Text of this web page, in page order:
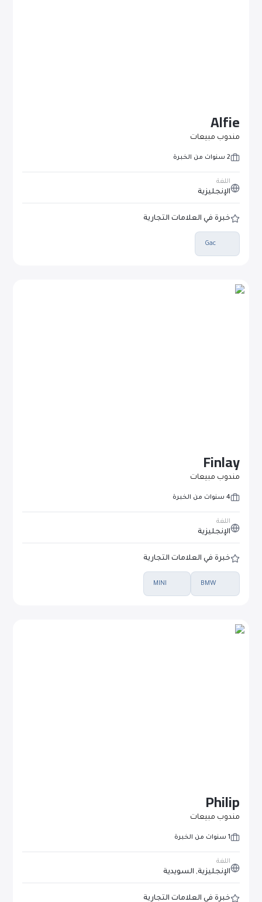
Alfie
مندوب مبيعات
2 سنوات من الخبرة
اللغة
الإنجليزية
خبرة في العلامات التجارية
Gac
Finlay
مندوب مبيعات
4 سنوات من الخبرة
اللغة
الإنجليزية
خبرة في العلامات التجارية
BMW
MINI
Philip
مندوب مبيعات
1 سنوات من الخبرة
اللغة
الإنجليزية, السويدية
خبرة في العلامات التجارية